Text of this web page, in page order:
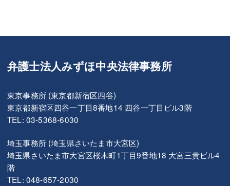
弁護士法人みずほ中央法律事務所
東京事務所 (東京都新宿区四谷)
東京都新宿区四谷一丁目8番地14 四谷一丁目ビル3階
TEL: 03-5368-6030
埼玉事務所 (埼玉県さいたま市大宮区)
埼玉県さいたま市大宮区桜木町1丁目9番地18 大宮三貴ビル4
階
TEL: 048-657-2030